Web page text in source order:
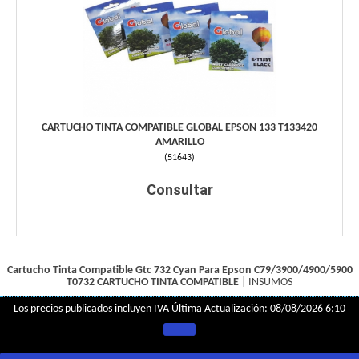
CARTUCHO TINTA COMPATIBLE GLOBAL EPSON 133 T133420
AMARILLO
(51643)
Consultar
Cartucho Tinta Compatible Gtc 732 Cyan Para Epson C79/3900/4900/5900
T0732 CARTUCHO TINTA COMPATIBLE INSUMOS
Los precios publicados incluyen IVA Última Actualización: 08/08/2026 6:10